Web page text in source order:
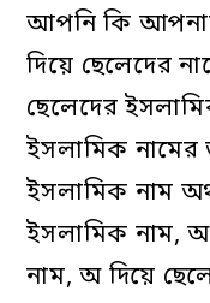
আপনি কি
দিয়ে ছেলেদের
ছেলেদের
ইসলামিক নামের
ইসলামিক নাম
ইসলামিক নাম,
নাম, অ দিয়ে